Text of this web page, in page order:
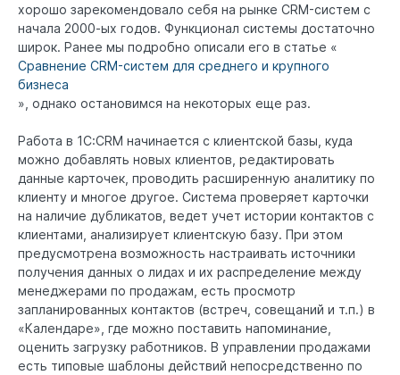
хорошо зарекомендовало себя на рынке CRM-систем с
начала 2000-ых годов. Функционал системы достаточно
широк. Ранее мы подробно описали его в статье «
Сравнение CRM-систем для среднего и крупного
бизнеса
», однако остановимся на некоторых еще раз.
Работа в 1C:CRM начинается с клиентской базы, куда
можно добавлять новых клиентов, редактировать
данные карточек, проводить расширенную аналитику по
клиенту и многое другое. Система проверяет карточки
на наличие дубликатов, ведет учет истории контактов с
клиентами, анализирует клиентскую базу. При этом
предусмотрена возможность настраивать источники
получения данных о лидах и их распределение между
менеджерами по продажам, есть просмотр
запланированных контактов (встреч, совещаний и т.п.) в
«Календаре», где можно поставить напоминание,
оценить загрузку работников. В управлении продажами
есть типовые шаблоны действий непосредственно по